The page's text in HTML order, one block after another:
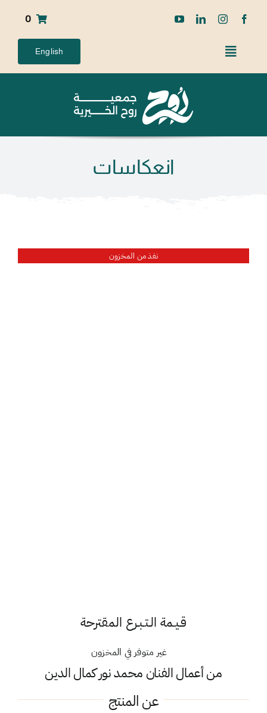
0
English
انعكاسات
نفذ من المخزون
قـيـمة الـتـبـرع المقترحة
غير متوفر في المخزون
من أعمال الفنانمحمد نور كمال الدين
عن المنتج